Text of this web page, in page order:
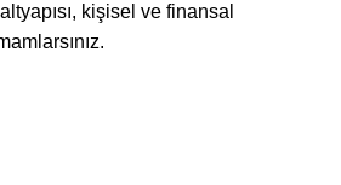
kişisel ve finansal